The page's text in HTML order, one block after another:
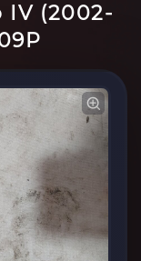
IV (2002-